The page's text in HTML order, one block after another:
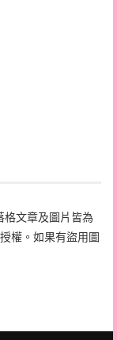
文章及圖片皆為
權。如果有盜用圖